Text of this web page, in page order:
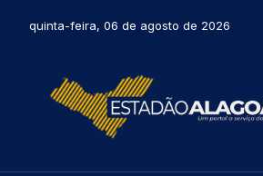
quinta-feira, 06 de agosto de 2026